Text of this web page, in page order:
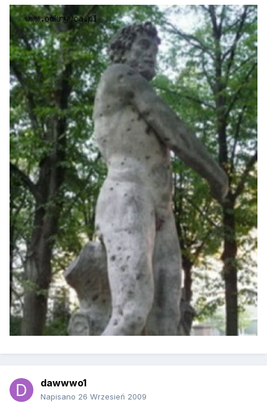
dawwwo1
Napisano 26 Wrzesień 2009